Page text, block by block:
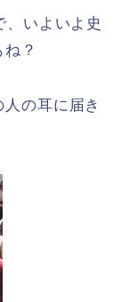
、いよいよ史
？
の耳に届き